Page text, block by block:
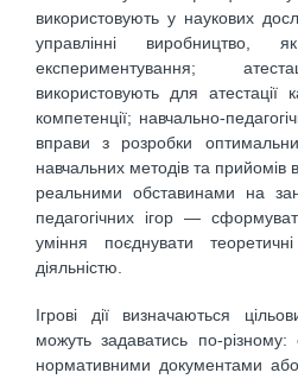
використовують у наукових
управлінні виробництво,
експериментування;
використовують для атестації
компетенції; навчально-
вправи з розробки
навчальних методів та прийомів
реальними обставинами на
педагогічних ігор —
уміння поєднувати
діяльністю.
Ігрові дії визначаються
можуть задаватись по-
нормативними документами